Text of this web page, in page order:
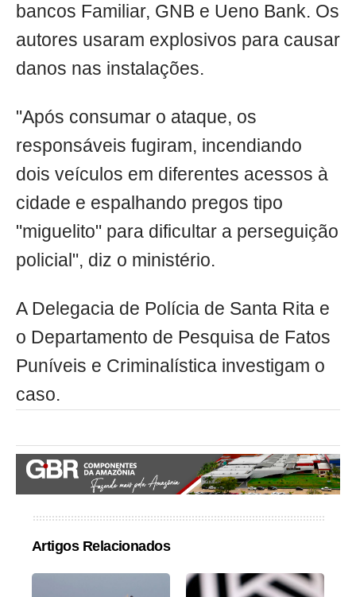
bancos Familiar, GNB e Ueno Bank. Os
autores usaram explosivos para causar
danos nas instalações.
"Após consumar o ataque, os
responsáveis fugiram, incendiando
dois veículos em diferentes acessos à
cidade e espalhando pregos tipo
"miguelito" para dificultar a perseguição
policial", diz o ministério.
A Delegacia de Polícia de Santa Rita e
o Departamento de Pesquisa de Fatos
Puníveis e Criminalística investigam o
caso.
Artigos Relacionados